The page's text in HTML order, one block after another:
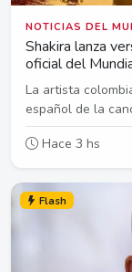
NOTICIAS DEL
Shakira lanza
oficial del
La artista
español de la
Hace 3 hs
Flash